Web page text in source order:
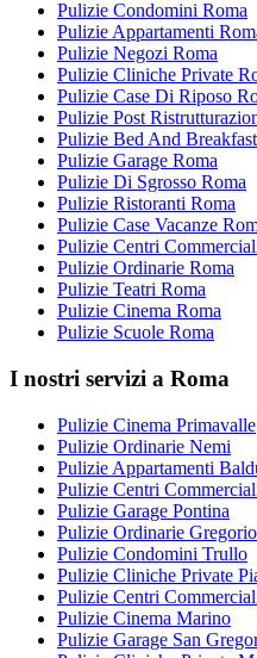
Pulizie Condomini Roma
Pulizie Appartamenti
Pulizie Negozi Roma
Pulizie Cliniche Private
Pulizie Case Di Riposo
Pulizie Post
Pulizie Bed And
Pulizie Garage Roma
Pulizie Di Sgrosso Roma
Pulizie Ristoranti Roma
Pulizie Case Vacanze
Pulizie Centri
Pulizie Ordinarie Roma
Pulizie Teatri Roma
Pulizie Cinema Roma
Pulizie Scuole Roma
I nostri servizi a Roma
Pulizie Cinema Primavalle
Pulizie Ordinarie Nemi
Pulizie Appartamenti
Pulizie Centri
Pulizie Garage Pontina
Pulizie Ordinarie
Pulizie Condomini Trullo
Pulizie Cliniche Private
Pulizie Centri
Pulizie Cinema Marino
Pulizie Garage San